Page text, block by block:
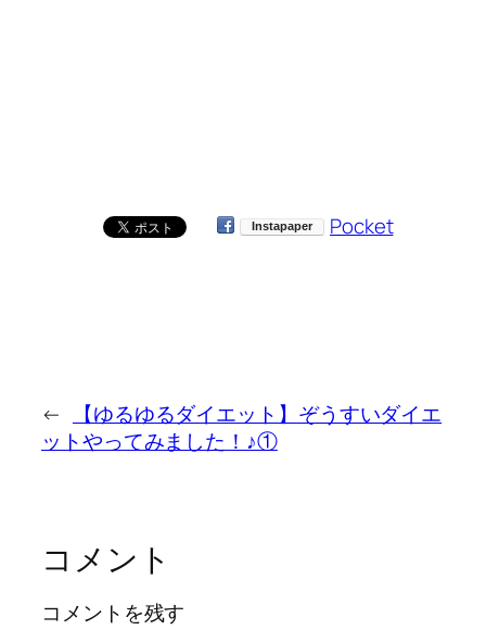
Pocket
←
【ゆるゆるダイエット】ぞうすいダイエ
ットやってみました！♪①
コメント
コメントを残す